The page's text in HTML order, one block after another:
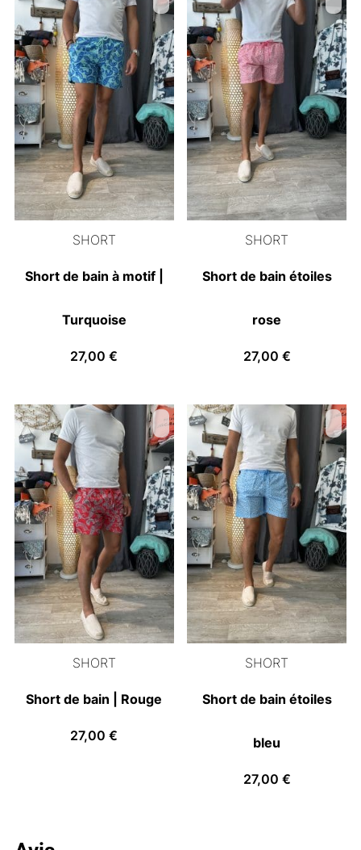
SHORT
Short de bain à motif |
Turquoise
27,00€
SHORT
Short de bain étoiles
rose
27,00 €
SHORT
Short de bain | Rouge
27,00€
SHORT
Short de bain étoiles
bleu
27,00 €